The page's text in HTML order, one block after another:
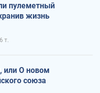
пулеметный
жизнь
т.
или О новом
союза